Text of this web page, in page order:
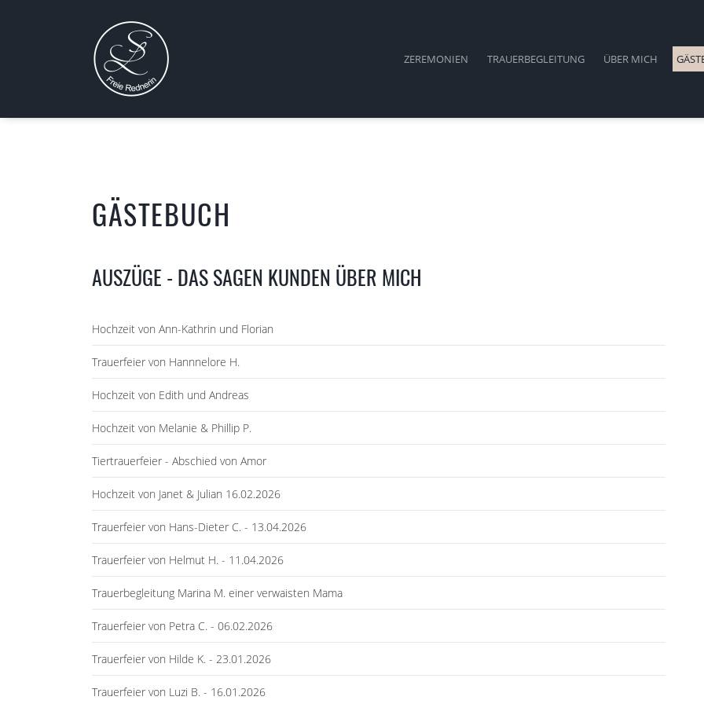
ZEREMONIEN TRAUERBEGLEITUNG ÜBER MICH
GÄSTEBUCH
AUSZÜGE - DAS SAGEN KUNDEN ÜBER MICH
Hochzeit von Ann-Kathrin und Florian
Trauerfeier von Hannnelore H.
Hochzeit von Edith und Andreas
Hochzeit von Melanie & Phillip P.
Tiertrauerfeier - Abschied von Amor
Hochzeit von Janet & Julian 16.02.2026
Trauerfeier von Hans-Dieter C. - 13.04.2026
Trauerfeier von Helmut H. - 11.04.2026
Trauerbegleitung Marina M. einer verwaisten Mama
Trauerfeier von Petra C. - 06.02.2026
Trauerfeier von Hilde K. - 23.01.2026
Trauerfeier von Luzi B. - 16.01.2026